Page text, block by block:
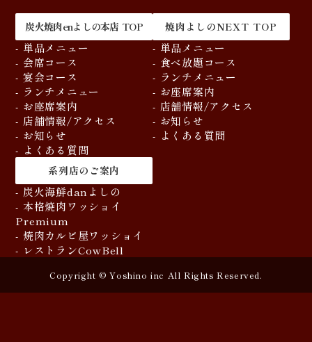
炭火焼肉enよしの本店 TOP
- 単品メニュー
- 会席コース
- 宴会コース
- ランチメニュー
- お座席案内
- 店舗情報/アクセス
- お知らせ
- よくある質問
焼肉よしのNEXT TOP
- 単品メニュー
- 食べ放題コース
- ランチメニュー
- お座席案内
- 店舗情報/アクセス
- お知らせ
- よくある質問
系列店のご案内
- 炭火海鮮danよしの
- 本格焼肉ワッショイ
Premium
- 焼肉カルビ屋ワッショイ
- レストランCowBell
Copyright © Yoshino inc All Rights Reserved.